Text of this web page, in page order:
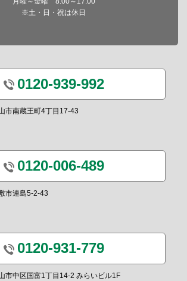
※土・日・祝は休日
0120-939-992
市南蔵王町4丁目17-43
0120-006-489
市連島5-2-43
0120-931-779
市中区国富1丁目14-2 みらいビル1F